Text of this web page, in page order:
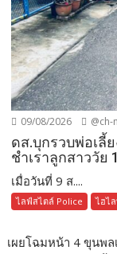
09/08/2026
ดส.บุกรวบพ่อเลี้
ชำเราลูกสาววัย
เมื่อวันที่ 9 ส....
ไลฟ์สไตล์ Police ไฮไ
เผยโฉมหน้า 4 ขุนพล